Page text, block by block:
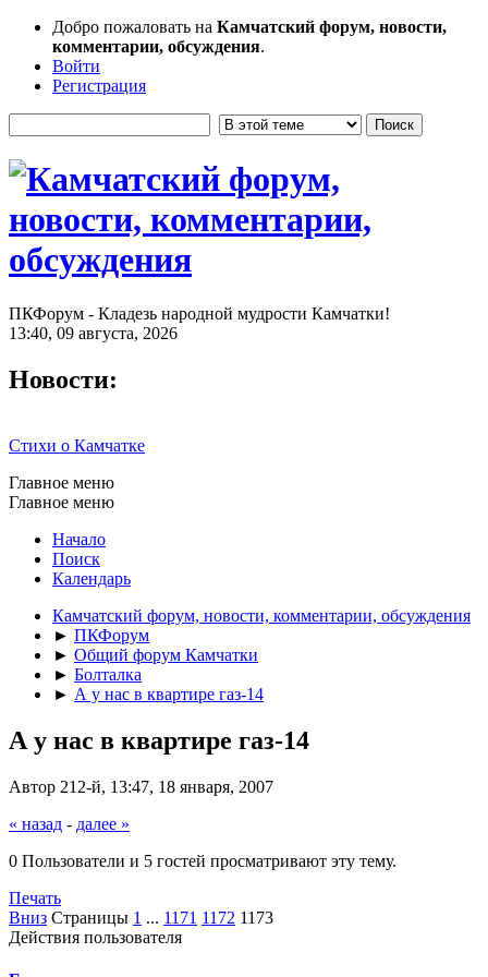
Добро пожаловать на Камчатский форум, новости,
комментарии, обсуждения.
Войти
Регистрация
ПКФорум - Кладезь народной мудрости Камчатки!
13:40, 09 августа, 2026
Новости:
Стихи о Камчатке
Главное меню
Главное меню
Начало
Поиск
Календарь
Камчатский форум, новости, комментарии, обсуждения
► ПКФорум
► Общий форум Камчатки
► Болталка
► А у нас в квартире газ-14
А у нас в квартире газ-14
Автор 212-й, 13:47, 18 января, 2007
« назад - далее »
0 Пользователи и 5 гостей просматривают эту тему.
Печать
Вниз Страницы 1 ... 1171 1172 1173
Действия пользователя